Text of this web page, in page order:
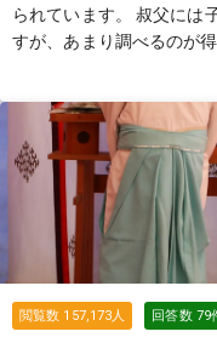
られています。 叔父には子供もいなく、喪主は母になると思うので
すが、あまり調べるのが
をするのはちょっと...と
儀）を考えています。 親戚や本当に親しい人も合わせて20名はい
かないと思うのですが、
ょうか？
続きを見る
閲覧数 157,173人 回答数 79